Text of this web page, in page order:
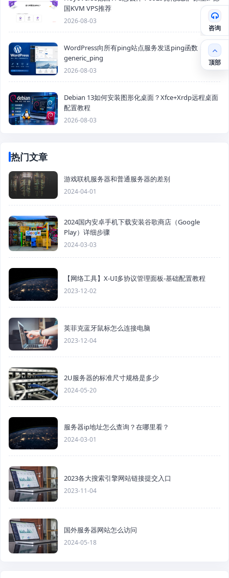
国KVM VPS推荐
2026-08-03
WordPress向所有ping站点服务发送ping函数：
generic_ping
2026-08-03
Debian 13如何安装图形化桌面？Xfce+Xrdp远程桌面
配置教程
2026-08-03
热门文章
游戏联机服务器和普通服务器的差别
2024-04-01
2024国内安卓手机下载安装谷歌商店（Google
Play）详细步骤
2024-03-03
【网络工具】X-UI多协议管理面板-基础配置教程
2023-12-02
英菲克蓝牙鼠标怎么连接电脑
2023-12-04
2U服务器的标准尺寸规格是多少
2024-05-20
服务器ip地址怎么查询？在哪里看？
2024-03-01
2023各大搜索引擎网站链接提交入口
2023-11-04
国外服务器网站怎么访问
2024-05-18
咨询
顶部